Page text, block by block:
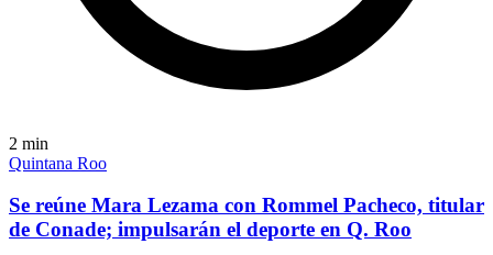
2 min
Quintana Roo
Se reúne Mara Lezama con Rommel Pacheco, titular
de Conade; impulsarán el deporte en Q. Roo